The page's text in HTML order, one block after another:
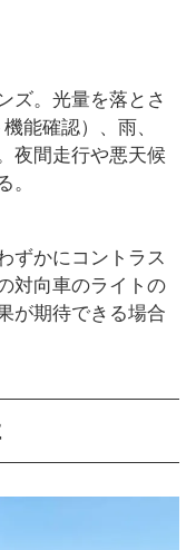
ズ。光量を落とさ
能確認）、雨、
夜間走行や悪天候
。
ずかにコントラス
対向車のライトの
が期待できる場合